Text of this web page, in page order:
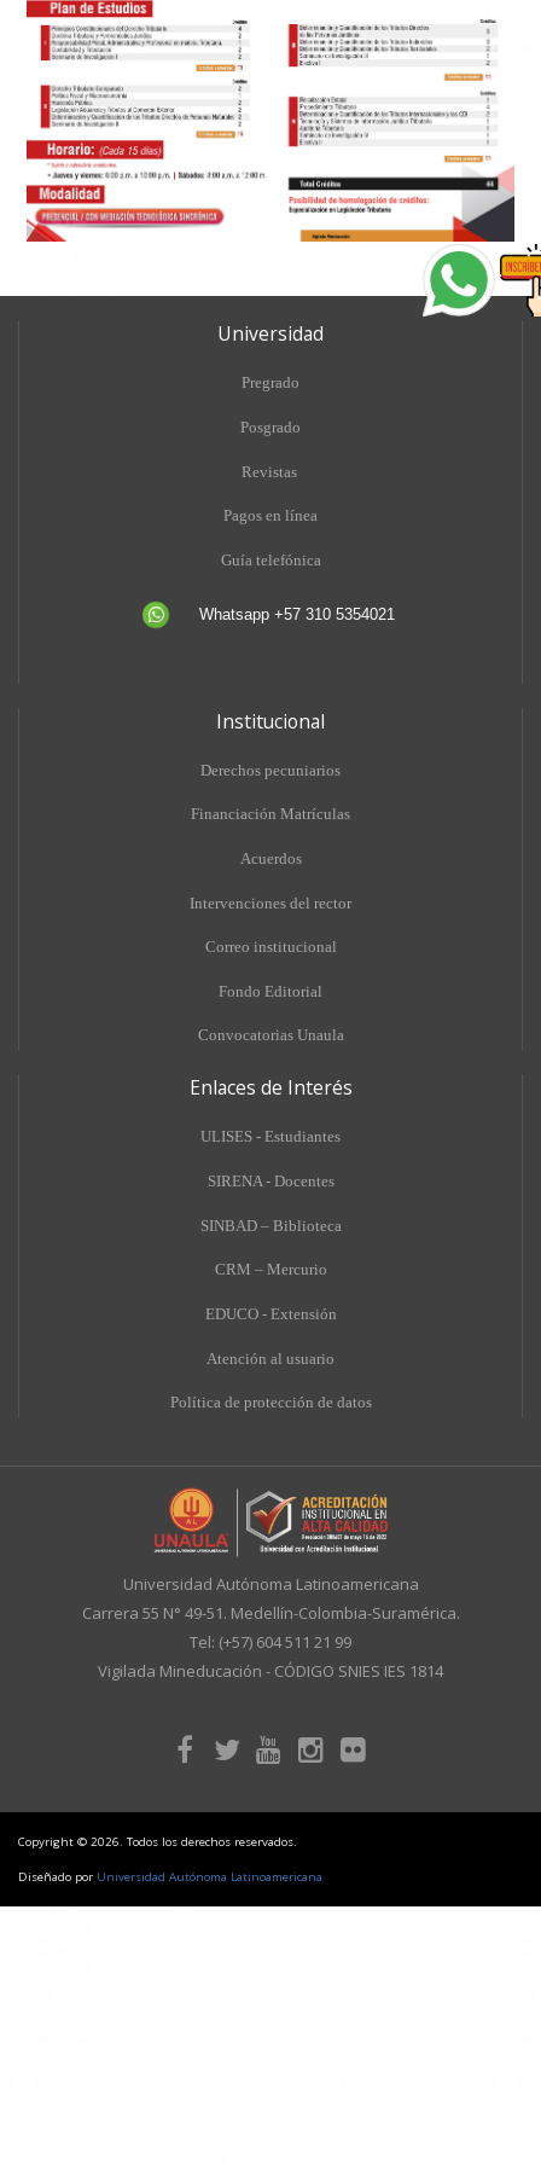
Universidad
Pregrado
Posgrado
Revistas
Pagos en línea
Guía telefónica
Whatsapp +57 310 5354021
Institucional
Derechos pecuniarios
Financiación Matrículas
Acuerdos
Intervenciones del rector
Correo institucional
Fondo Editorial
Convocatorias Unaula
Enlaces de Interés
ULISES - Estudiantes
SIRENA - Docentes
SINBAD – Biblioteca
CRM – Mercurio
EDUCO - Extensión
Atención al usuario
Política de protección de datos
Universidad Autónoma Latinoamericana
Carrera 55 N° 49-51. Medellín-Colombia-Suramérica.
Tel: (+57) 604 511 21 99
Vigilada Mineducación - CÓDIGO SNIES IES 1814
Copyright © 2026. Todos los derechos reservados.
Diseñado por Universidad Autónoma Latinoamericana